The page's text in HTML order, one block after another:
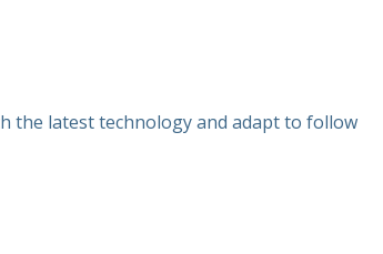
the latest technology and adapt to follow